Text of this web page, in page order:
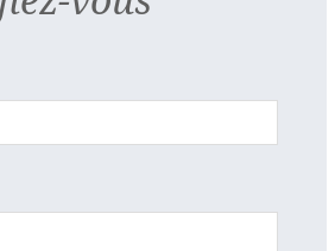
orthoptistes.